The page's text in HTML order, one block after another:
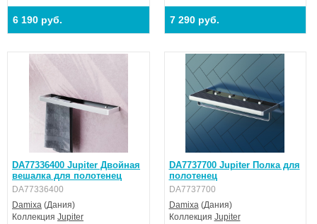
6 190 руб. 7 290 руб.
DA77336400 Jupiter Двойная
вешалка для полотенец
DA77336400
Damixa (Дания)
Коллекция Jupiter
DA7737700 Jupiter Полка для
полотенец
DA7737700
Damixa(Дания)
Коллекция Jupiter